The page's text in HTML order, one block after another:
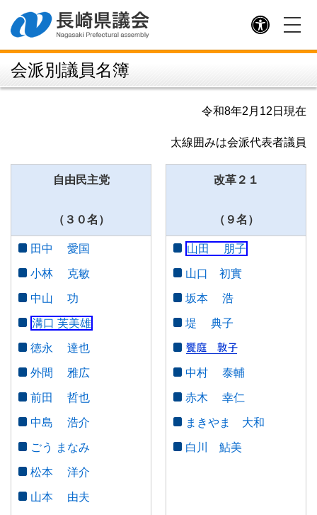
採択された請願（請願名のみ）
予算議案書等の公表（県財政課）
議長あいさつ
副議長あいさつ
県議会の構成
県議会からのお知らせ
会派別議員名簿
令和8年2月12日現在
太線囲みは会派代表者議員
自由民主党
（３０名）
田中 愛国
小林 克敏
中山 功
溝口 芙美雄
徳永 達也
外間 雅広
前田 哲也
中島 浩介
ごう まなみ
松本 洋介
山本 由夫
改革２１
（９名）
山田 朋子
山口 初實
坂本 浩
堤 典子
中村 泰輔
赤木 幸仁
まきやま 大和
白川 鮎美